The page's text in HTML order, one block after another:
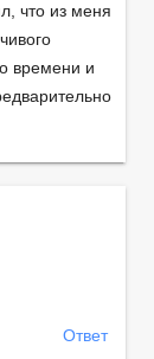
что из меня
времени и
Ответ